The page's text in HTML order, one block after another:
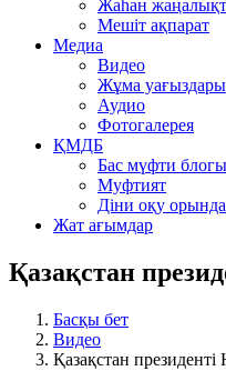
Жаһан
Мешіт ақпарат
Медиа
Видео
Жұма уағыздары
Аудио
Фотогалерея
ҚМДБ
Бас мүфти блогы
Муфтият
Діни оқу
Жат ағымдар
Қазақстан
Басқы бет
Видео
Қазақстан